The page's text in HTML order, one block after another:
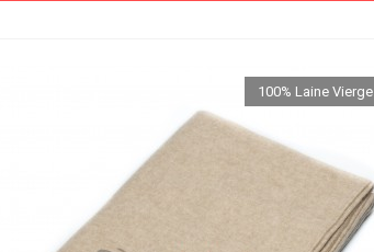
100% Laine Vierge